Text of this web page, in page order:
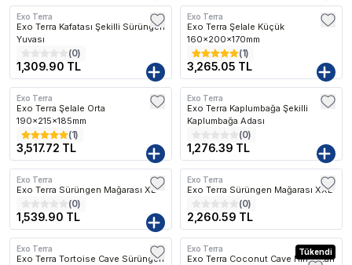
Kargo Bedava
Exo Terra
Exo Terra Kafatası Şekilli Sürüngen
Yuvası
(0)
1,309.90 TL
Kargo Bedava
Exo Terra
Exo Terra Şelale Küçük
160x200x170mm
(1)
3,265.05 TL
Kargo Bedava
Exo Terra
Exo Terra Şelale Orta
190x215x185mm
(1)
3,517.72 TL
Kargo Bedava
Exo Terra
Exo Terra Kaplumbağa Şekilli
Kaplumbağa Adası
(0)
1,276.39 TL
Kargo Bedava
Exo Terra
Exo Terra Sürüngen Mağarası XL
(0)
1,539.90 TL
Kargo Bedava
Exo Terra
Exo Terra Sürüngen Mağarası XXL
(0)
2,260.59 TL
Kargo Bedava
Exo Terra
Exo Terra Tortoise Cave Sürüngen
Tükendi
Exo Terra
Exo Terra Coconut Cave Hindistan